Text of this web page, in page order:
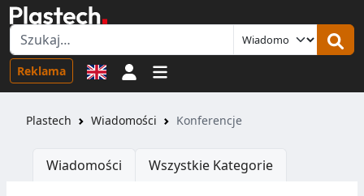
Reklama Logowanie
Plastech Wiadomości Konferencje
Wiadomości Wszystkie Kategorie